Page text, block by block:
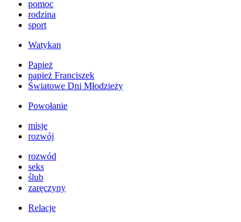
pomoc
rodzina
sport
Watykan
Papież
papież Franciszek
Światowe Dni Młodzieży
Powołanie
misje
rozwój
rozwód
seks
ślub
zaręczyny
Relacje